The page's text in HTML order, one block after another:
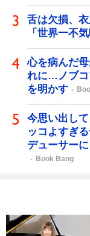
舌は欠損、
「世界一不
心を病んだ
れに…ノブコ
を明かす
今思い出し
ッコよすぎ
デューサー
Book Bang